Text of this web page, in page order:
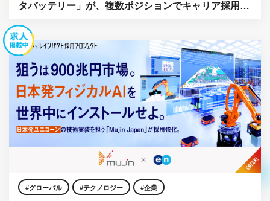
タバッテリー」が、複数ポジションでキャリア採用を
グローバル テクノロジー 企業